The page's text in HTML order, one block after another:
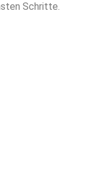
Schritte.